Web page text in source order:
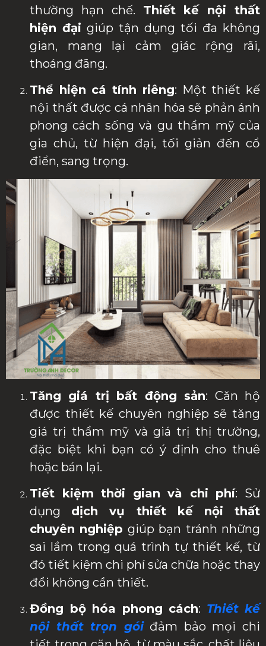
thường hạn chế. Thiết kế nội thất
hiện đại giúp tận dụng tối đa không
gian, mang lại cảm giác rộng rãi,
thoáng đãng.
Thể hiện cá tính riêng: Một thiết kế
nội thất được cá nhân hóa sẽ phản ánh
phong cách sống và gu thẩm mỹ của
gia chủ, từ hiện đại, tối giản đến cổ
điển, sang trọng.
Tăng giá trị bất động sản: Căn hộ
được thiết kế chuyên nghiệp sẽ tăng
giá trị thẩm mỹ và giá trị thị trường,
đặc biệt khi bạn có ý định cho thuê
hoặc bán lại.
Tiết kiệm thời gian và chi phí: Sử
dụng dịch vụ thiết kế nội thất
chuyên nghiệp giúp bạn tránh những
sai lầm trong quá trình tự thiết kế, từ
đó tiết kiệm chi phí sửa chữa hoặc thay
đổi không cần thiết.
Đồng bộ hóa phong cách: Thiết kế
nội thất trọn góiđảm bảo mọi chi